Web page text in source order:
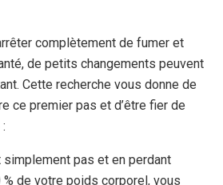
complètement de fumer et
de petits changements peuvent
Cette recherche vous donne de
ce premier pas et d’être fier de
simplement pas et en perdant
de votre poids corporel, vous